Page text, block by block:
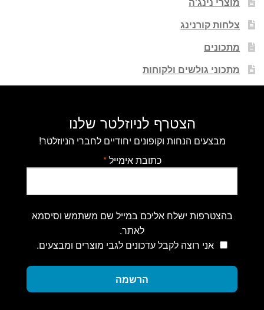
צלחות קורנינג
מתכונים
מתכוני גולשים ולקוחות
הצטרף לניוזלטר שלנו
מבצעים הנחות וקופונים יחודיים לחברי הניוזלטר!
כתובת אימייל*
בהצטרפות ישלח אליכם במייל שם משתמש וסיסמא
לאתר.
אני רוצה לקבל עדכונים לגבי מוצרים ומבצעים.
הרשמה